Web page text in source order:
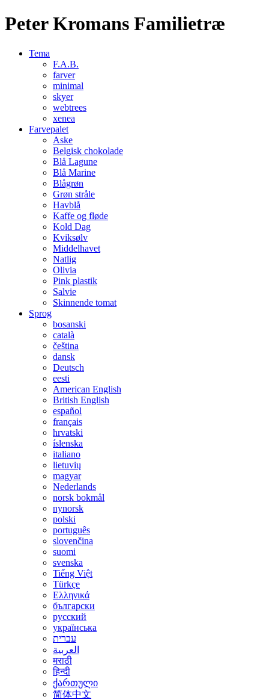
Peter Kromans Familietræ
Tema
F.A.B.
farver
minimal
skyer
webtrees
xenea
Farvepalet
Aske
Belgisk chokolade
Blå Lagune
Blå Marine
Blågrøn
Grøn stråle
Havblå
Kaffe og fløde
Kold Dag
Kviksølv
Middelhavet
Natlig
Olivia
Pink plastik
Salvie
Skinnende tomat
Sprog
bosanski
català
čeština
dansk
Deutsch
eesti
American English
British English
español
français
hrvatski
íslenska
italiano
lietuvių
magyar
Nederlands
norsk bokmål
nynorsk
polski
português
slovenčina
suomi
svenska
Tiếng Việt
Türkçe
Ελληνικά
български
русский
українська
עברית
العربية
मराठी
हिन्दी
ქართული
简体中文